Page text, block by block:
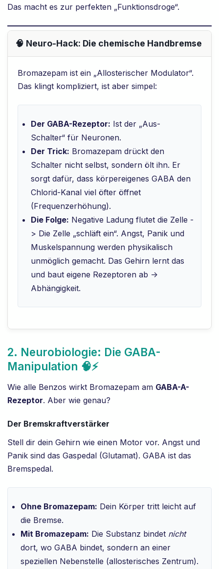
Das macht es zur perfekten „Funktionsdroge“.
🧠 Neuro-Hack: Die chemische Handbremse
Bromazepam ist ein „Allosterischer Modulator“.
Das klingt kompliziert, ist aber simpel:
Der GABA-Rezeptor: Ist der „Aus-
Schalter“ für Neuronen.
Der Trick: Bromazepam drückt den
Schalter nicht selbst, sondern ölt ihn. Er
sorgt dafür, dass körpereigenes GABA den
Chlorid-Kanal viel öfter öffnet
(Frequenzerhöhung).
Die Folge: Negative Ladung flutet die Zelle -
> Die Zelle „schläft ein“. Angst, Panik und
Muskelspannung werden physikalisch
unmöglich gemacht. Das Gehirn lernt das
und baut eigene Rezeptoren ab ->
Abhängigkeit.
2. Neurobiologie: Die GABA-
Manipulation 🧠⚡
Wie alle Benzos wirkt Bromazepam am GABA-A-
Rezeptor. Aber wie genau?
Der Bremskraftverstärker
Stell dir dein Gehirn wie einen Motor vor. Angst und
Panik sind das Gaspedal (Glutamat). GABA ist das
Bremspedal.
Ohne Bromazepam: Dein Körper tritt leicht auf
die Bremse.
Mit Bromazepam: Die Substanz bindet nicht
dort, wo GABA bindet, sondern an einer
speziellen Nebenstelle (allosterisches Zentrum).